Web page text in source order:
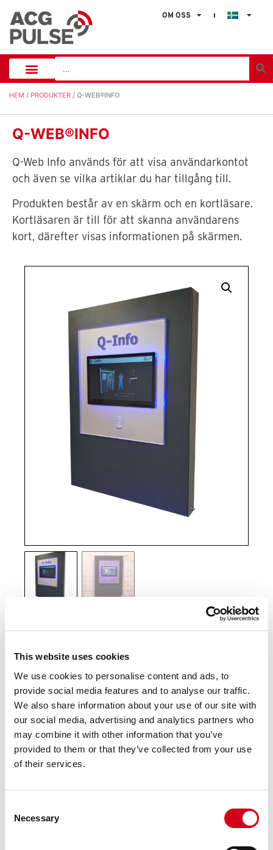
This website uses cookies
We use cookies to personalise content and ads, to
provide social media features and to analyse our traffic.
We also share information about your use of our site with
our social media, advertising and analytics partners who
may combine it with other information that you’ve
provided to them or that they’ve collected from your use
of their services.
Selection
Necessary
OM OSS
HEM / PRODUKTER / Q-WEB®INFO
Q-WEB®INFO
Q-Web Info används för att visa användarkontot
och även se vilka artiklar du har tillgång till.
Produkten består av en skärm och en kortläsare.
Kortläsaren är till för att skanna användarens
kort, därefter visas informationen på skärmen.
KONTAKTA OSS
Använd formuläret nedan för att kontakta
oss.